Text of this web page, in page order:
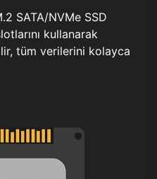
SATA/NVMe SSD
kullanarak
tüm verilerini kolayca